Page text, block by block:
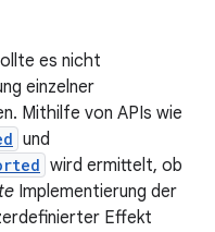
es nicht
einzelner
Mithilfe von APIs wie
und
wird ermittelt, ob
Implementierung der
Effekt